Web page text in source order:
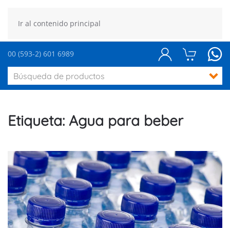
Ir al contenido principal
00 (593-2) 601 6989
Etiqueta: Agua para beber